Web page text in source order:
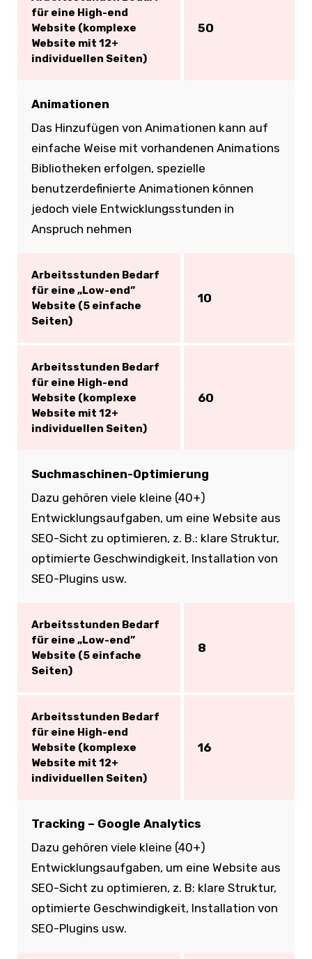
für eine High-end
Website (komplexe
Website mit 12+
individuellen Seiten)
50
Animationen
Das Hinzufügen von Animationen kann auf
einfache Weise mit vorhandenen Animations
Bibliotheken erfolgen, spezielle
benutzerdefinierte Animationen können
jedoch viele Entwicklungsstunden in
Anspruch nehmen
Arbeitsstunden Bedarf
für eine „Low-end”
Website (5 einfache
Seiten)
10
Arbeitsstunden Bedarf
für eine High-end
Website (komplexe
Website mit 12+
individuellen Seiten)
60
Suchmaschinen-Optimierung
Dazu gehören viele kleine (40+)
Entwicklungsaufgaben, um eine Website aus
SEO-Sicht zu optimieren, z. B.: klare Struktur,
optimierte Geschwindigkeit, Installation von
SEO-Plugins usw.
Arbeitsstunden Bedarf
für eine „Low-end”
Website (5 einfache
Seiten)
8
Arbeitsstunden Bedarf
für eine High-end
Website (komplexe
Website mit 12+
individuellen Seiten)
16
Tracking – Google Analytics
Dazu gehören viele kleine (40+)
Entwicklungsaufgaben, um eine Website aus
SEO-Sicht zu optimieren, z. B: klare Struktur,
optimierte Geschwindigkeit, Installation von
SEO-Plugins usw.